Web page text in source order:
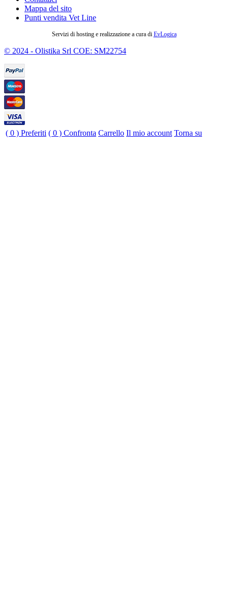
Mappa del sito
Punti vendita Vet Line
Servizi di hosting e realizzazione a cura di EvLogica
© 2024 - Olistika Srl COE: SM22754
( 0 ) Preferiti ( 0 ) Confronta Carrello Il mio account Torna su